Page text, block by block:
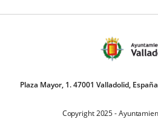
Plaza Mayor, 1. 47001 Valladolid,
Copyright 2025 -